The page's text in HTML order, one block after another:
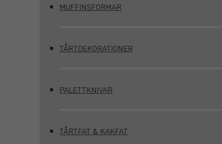
MUFFINSFORMAR
TÅRTDEKORATIONER
PALETTKNIVAR
TÅRTFAT & KAKFAT